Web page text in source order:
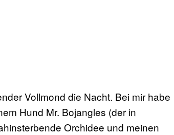
Vollmond die Nacht. Bei mir habe
Hund Mr. Bojangles (der in
Orchidee und meinen